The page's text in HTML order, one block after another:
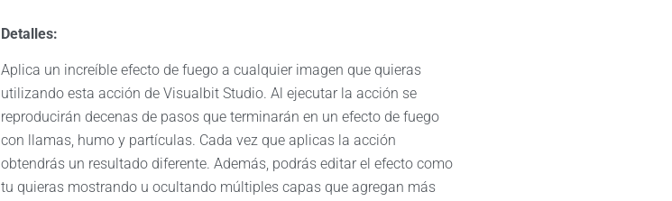
Detalles:
Aplica un increíble efecto de fuego a cualquier imagen que quieras
utilizando esta acción de Visualbit Studio. Al ejecutar la acción se
reproducirán decenas de pasos que terminarán en un efecto de fuego
con llamas, humo y partículas. Cada vez que aplicas la acción
obtendrás un resultado diferente. Además, podrás editar el efecto como
tu quieras mostrando u ocultando múltiples capas que agregan más